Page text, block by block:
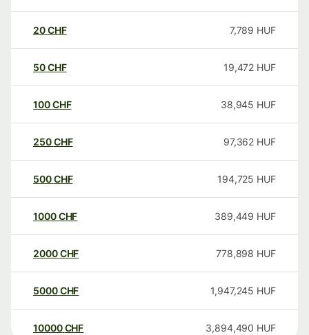
20CHF 7,789 HUF
50CHF 19,472 HUF
100CHF 38,945 HUF
250CHF 97,362 HUF
500CHF 194,725 HUF
1000CHF 389,449 HUF
2000CHF 778,898 HUF
5000CHF 1,947,245 HUF
10000 CHF 3,894,490 HUF